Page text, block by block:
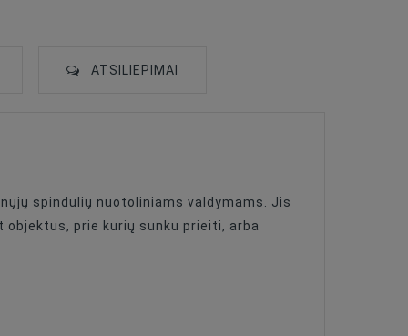
ATSILIEPIMAI
spindulių nuotoliniams valdymams. Jis
prie kurių sunku prieiti, arba